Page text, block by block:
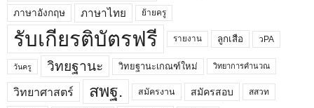
ภาษาอังกฤษ ภาษาไทย ย้ายครู
รับเกียรติบัตรฟรี รายงาน ลูกเสือ วPA
วันครู วิทยฐานะ วิทยฐานะเกณฑ์ใหม่ วิทยาการคำนวณ
วิทยาศาสตร์ สพฐ. สมัครงาน สมัครสอบ สสวท